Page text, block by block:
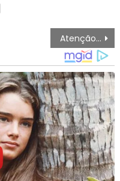
Atenção! A Prefeitura de Guaratinguetá informa que, nos dias de jogos da Seleção Brasileira – Prefeitura Estância Turística Guaratinguetá